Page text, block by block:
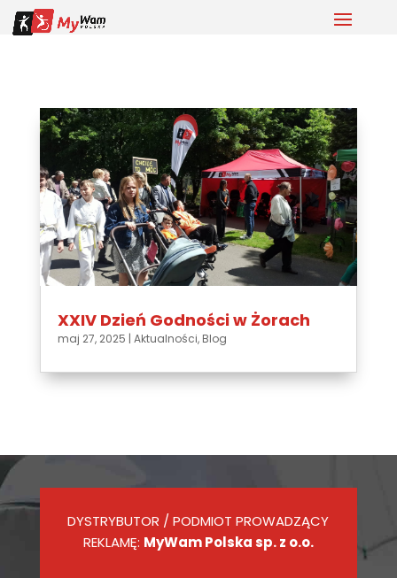
XXIV Dzień Godności w Żorach
maj 27, 2025 | Aktualności, Blog
DYSTRYBUTOR / PODMIOT PROWADZĄCY
REKLAMĘ: MyWam Polska sp. z o.o.